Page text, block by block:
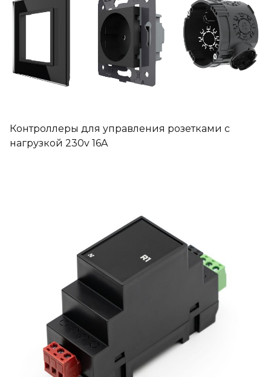
Контроллеры для управления розетками c
нагрузкой 230v 16A